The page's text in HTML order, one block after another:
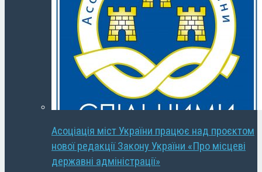
Асоціація міст України працює над проєктом
нової редакції Закону України «Про місцеві
державні адміністрації»